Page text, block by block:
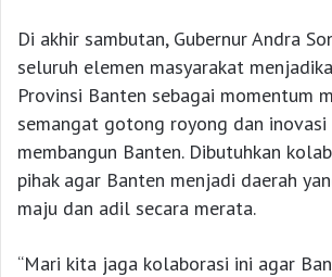
Di akhir sambutan, Gubernur Andra
seluruh elemen masyarakat
Provinsi Banten sebagai momentum
semangat gotong royong dan inovasi
membangun Banten. Dibutuhkan
pihak agar Banten menjadi daerah
maju dan adil secara merata.
“Mari kita jaga kolaborasi ini agar